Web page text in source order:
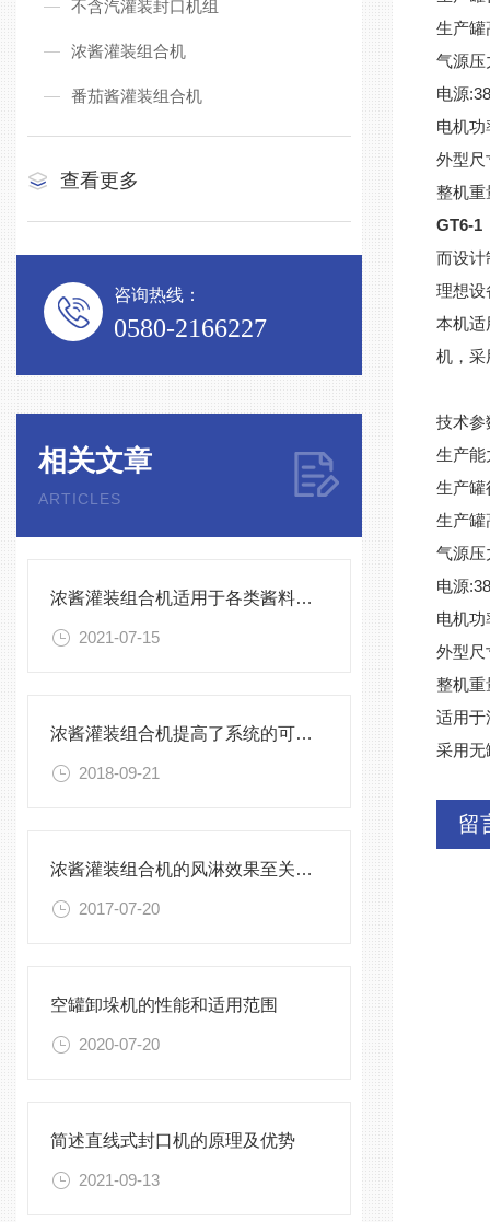
不含汽灌装封口机组
浓酱灌装组合机
番茄酱灌装组合机
查看更多
咨询热线：
0580-2166227
相关文章
ARTICLES
浓酱灌装组合机适用于各类酱料的定量灌装
2021-07-15
浓酱灌装组合机提高了系统的可靠性
2018-09-21
浓酱灌装组合机的风淋效果至关重要
2017-07-20
空罐卸垛机的性能和适用范围
2020-07-20
简述直线式封口机的原理及优势
2021-09-13
生产罐
气源压
电源
电机功
外型尺
整机重
GT6-1
而设计
理想
本机适
机，采
技术参
生产能
生产
生产罐
气源压
电源
电机功
外型尺
整机重
适用于
采用
留